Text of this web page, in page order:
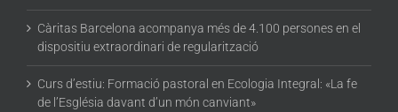
Càritas Barcelona acompanya més de 4.100 persones en el
dispositiu extraordinari de regularització
Curs d’estiu: Formació pastoral en Ecologia Integral: «La fe
de l’Església davant d’un món canviant»